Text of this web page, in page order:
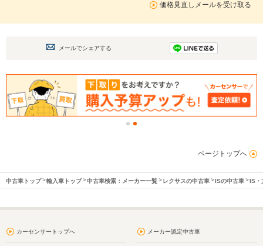
価格見直しメールを受け取る
メールでシェアする
ページトップへ
中古車トップ 輸入車トップ 中古車検索：メーカー一覧 レクサスの中古車 ISの中古車 IS・
カーセンサートップへ メーカー認定中古車